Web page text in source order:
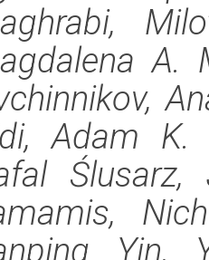
A.
Adam K.
Ślusarz,
Yin,